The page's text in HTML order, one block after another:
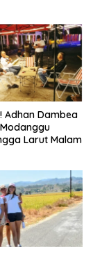
Adhan Dambea
Larut Malam